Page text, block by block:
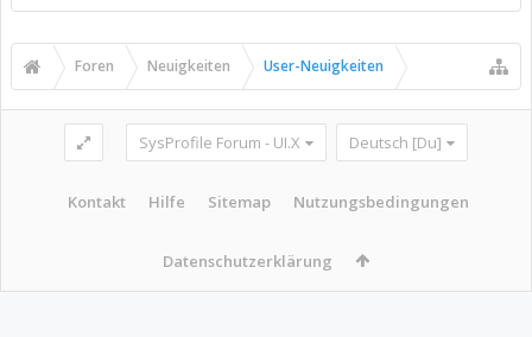
Foren Neuigkeiten User-Neuigkeiten
SysProfile Forum - UI.X Deutsch [Du]
Kontakt Hilfe Sitemap Nutzungsbedingungen
Datenschutzerklärung